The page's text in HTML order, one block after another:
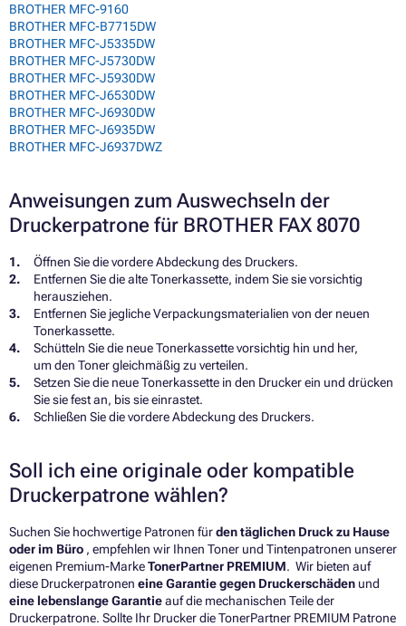
BROTHER MFC-9160
BROTHER MFC-B7715DW
BROTHER MFC-J5335DW
BROTHER MFC-J5730DW
BROTHER MFC-J5930DW
BROTHER MFC-J6530DW
BROTHER MFC-J6930DW
BROTHER MFC-J6935DW
BROTHER MFC-J6937DWZ
Anweisungen zum Auswechseln der
Druckerpatrone für BROTHER FAX 8070
Öffnen Sie die vordere Abdeckung des Druckers.
Entfernen Sie die alte Tonerkassette, indem Sie sie vorsichtig
herausziehen.
Entfernen Sie jegliche Verpackungsmaterialien von der neuen
Tonerkassette.
Schütteln Sie die neue Tonerkassette vorsichtig hin und her,
um den Toner gleichmäßig zu verteilen.
Setzen Sie die neue Tonerkassette in den Drucker ein und drücken
Sie sie fest an, bis sie einrastet.
Schließen Sie die vordere Abdeckung des Druckers.
Soll ich eine originale oder kompatible
Druckerpatrone wählen?
Suchen Sie hochwertige Patronen fürden täglichen Druck zu Hause
oder im Büro , empfehlen wir Ihnen Toner und Tintenpatronen unserer
eigenen Premium-MarkeTonerPartner PREMIUM. Wir bieten auf
diese Druckerpatronen eine Garantie gegen Druckerschäden und
eine lebenslange Garantieauf die mechanischen Teile der
Druckerpatrone. Sollte Ihr Drucker die TonerPartner PREMIUM Patrone